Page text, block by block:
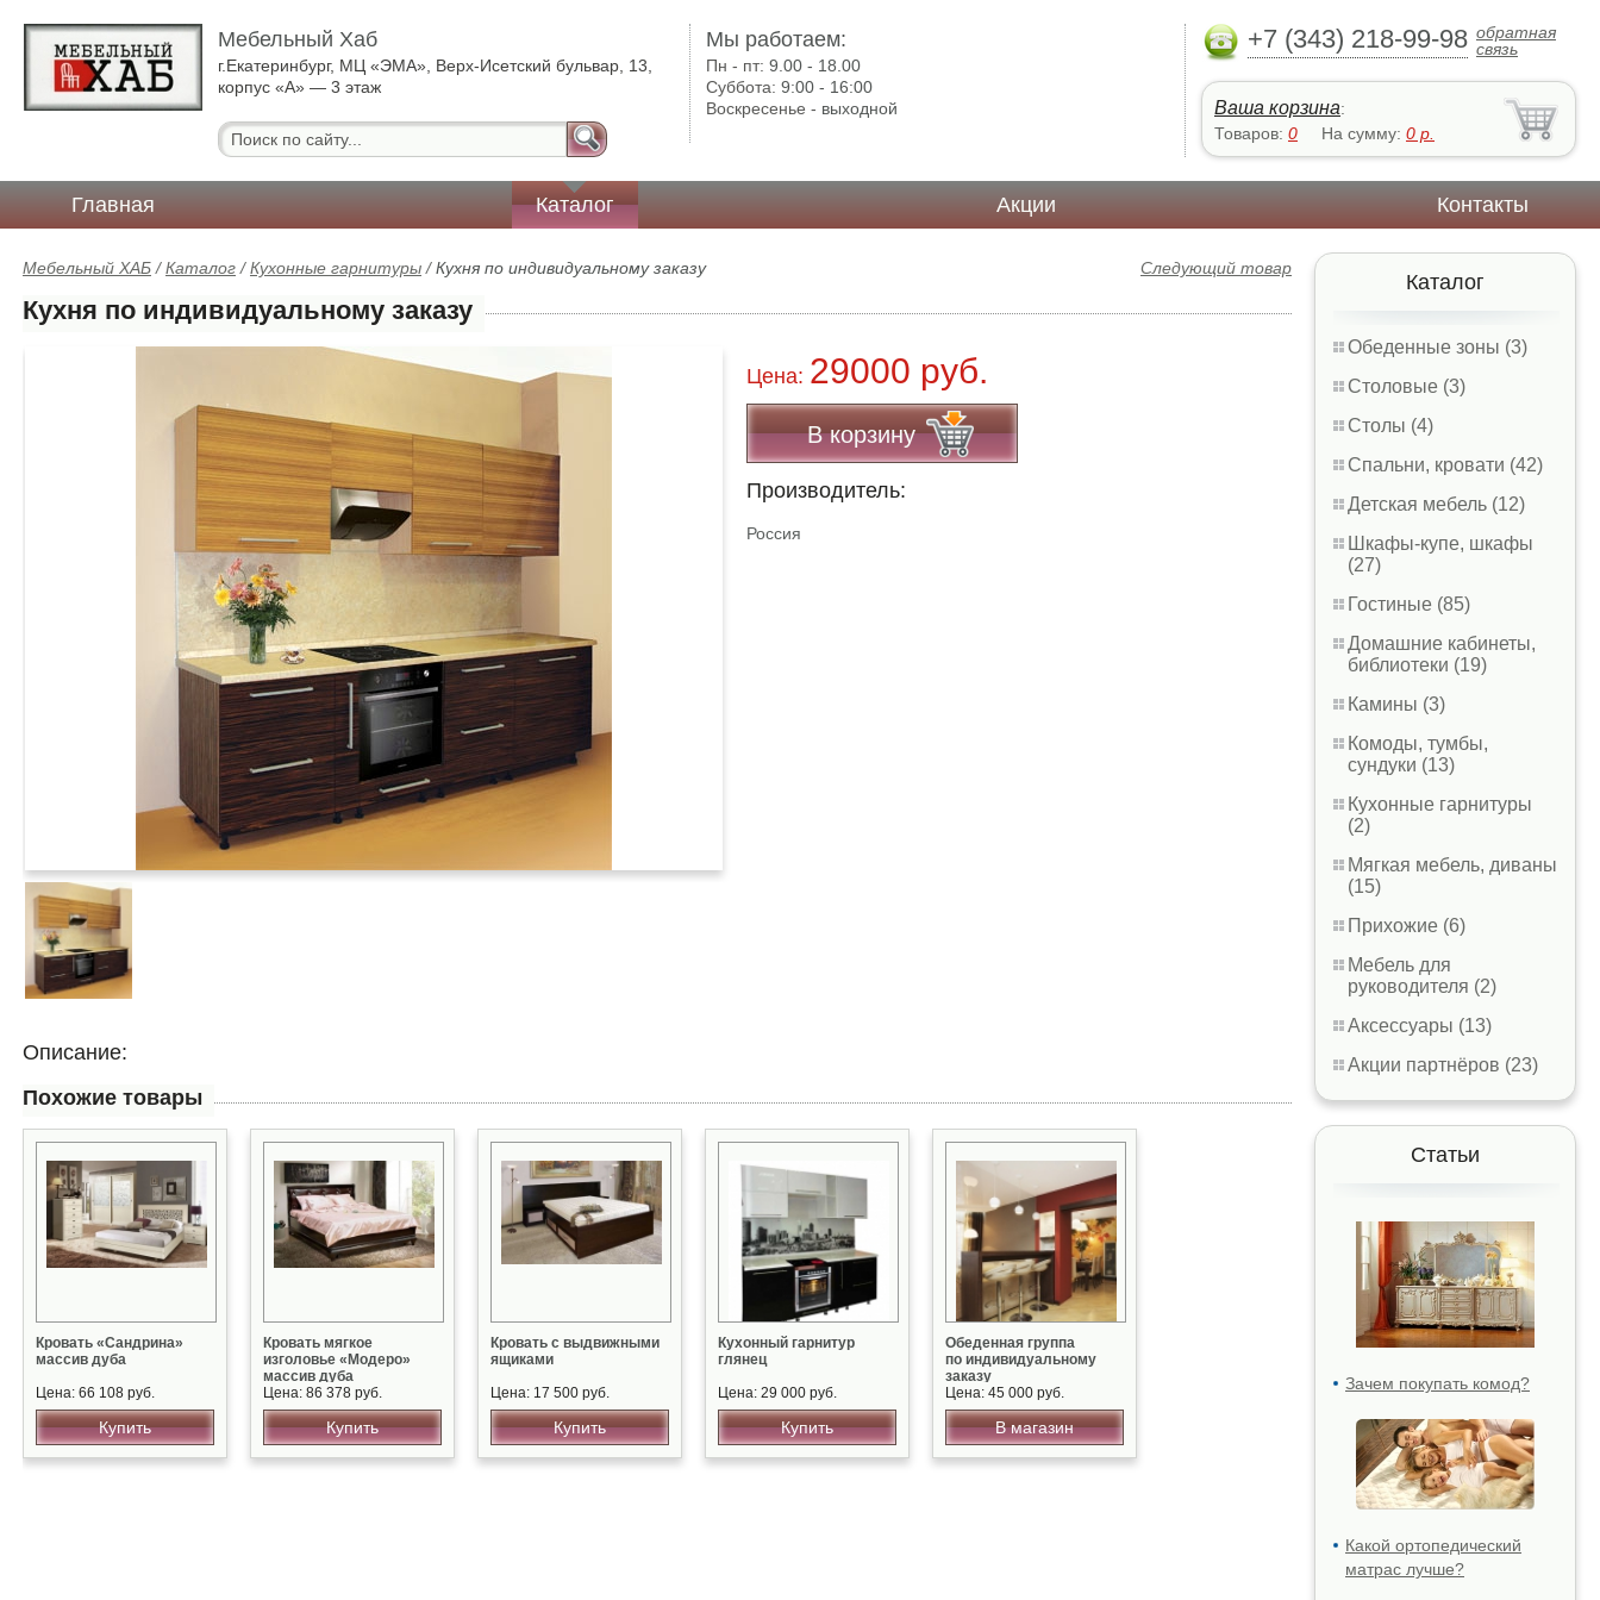
Мебельный Хаб
г.Екатеринбург, МЦ «ЭМА», Верх-Исетский бульвар, 13,
корпус «А» — 3 этаж
Мы работаем:
Пн - пт:9.00 - 18.00
Суббота:9:00 - 16:00
Воскресенье - выходной
+7 (343) 218-99-98 обратная
связь
Ваша корзина:
Товаров: 0 На сумму: 0 р.
Главная Каталог Акции Контакты
Каталог
Обеденные зоны (3)
Столовые (3)
Столы (4)
Спальни, кровати (42)
Детская мебель (12)
Шкафы-купе, шкафы
(27)
Гостиные (85)
Домашние кабинеты,
библиотеки (19)
Камины (3)
Комоды, тумбы,
сундуки (13)
Кухонные гарнитуры
(2)
Мягкая мебель, диваны
(15)
Прихожие (6)
Мебель для
руководителя (2)
Аксессуары (13)
Акции партнёров (23)
Статьи
Зачем покупать комод?
Какой ортопедический
матрас лучше?
Следующий товар
Мебельный ХАБ /Каталог /Кухонные гарнитуры /Кухня по индивидуальному заказу
Кухня по индивидуальному заказу
Цена: 29000 руб.
В корзину
Производитель:
Россия
Описание:
Похожие товары
Кровать «Сандрина»
массив дуба
Цена: 66 108 руб.
Купить
Кровать мягкое
изголовье «Модеро»
массив дуба
Цена: 86 378 руб.
Купить
Кровать с выдвижными
ящиками
Цена: 17 500 руб.
Купить
Кухонный гарнитур
глянец
Цена: 29 000 руб.
Купить
Обеденная группа
по индивидуальному
заказу
Цена: 45 000 руб.
В магазин